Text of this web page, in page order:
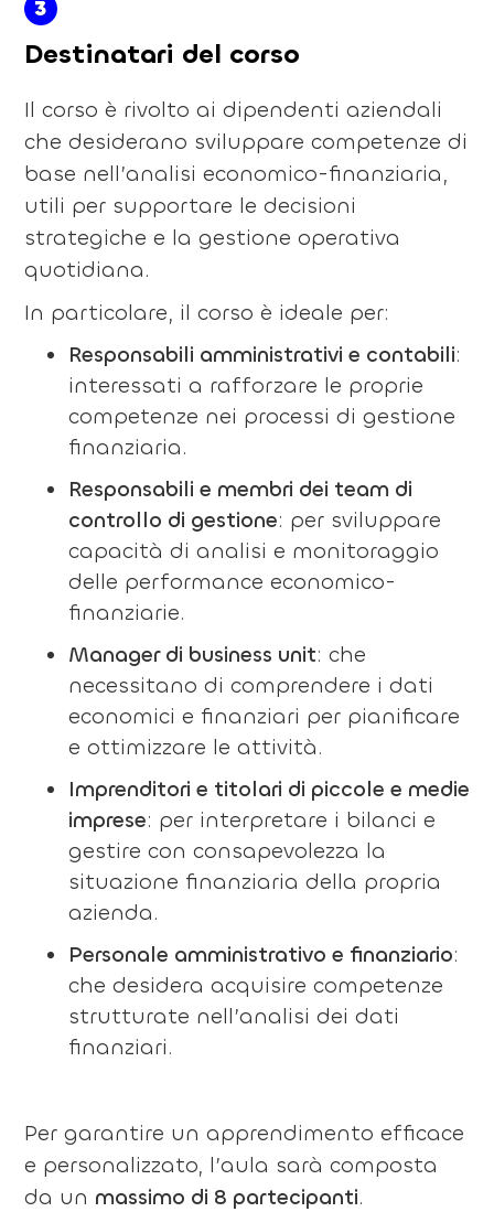
3
Destinatari del corso
Il corso è rivolto ai dipendenti aziendali
che desiderano sviluppare competenze di
base nell’analisi economico-finanziaria,
utili per supportare le decisioni
strategiche e la gestione operativa
quotidiana.
In particolare, il corso è ideale per:
Responsabili amministrativi e contabili:
interessati a rafforzare le proprie
competenze nei processi di gestione
finanziaria.
Responsabili e membri dei team di
controllo di gestione: per sviluppare
capacità di analisi e monitoraggio
delle performance economico-
finanziarie.
Manager di business unit: che
necessitano di comprendere i dati
economici e finanziari per pianificare
e ottimizzare le attività.
Imprenditori e titolari di piccole e medie
imprese: per interpretare i bilanci e
gestire con consapevolezza la
situazione finanziaria della propria
azienda.
Personale amministrativo e finanziario:
che desidera acquisire competenze
strutturate nell’analisi dei dati
finanziari.
Per garantire un apprendimento efficace
e personalizzato, l’aula sarà composta
da un massimo di 8 partecipanti.